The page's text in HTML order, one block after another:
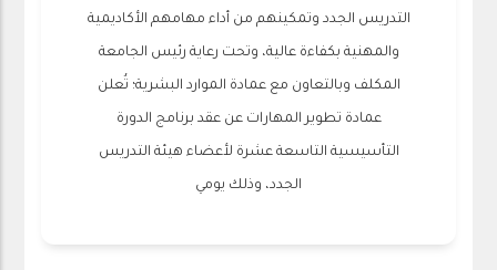
التدريس الجدد وتمكينهم من أداء مهامهم الأكاديمية
والمهنية بكفاءة عالية، وتحت رعاية رئيس الجامعة
المكلف وبالتعاون مع عمادة الموارد البشرية؛ تُعلن
عمادة تطوير المهارات عن عقد برنامج الدورة
التأسيسية التاسعة عشرة لأعضاء هيئة التدريس
الجدد، وذلك يومي